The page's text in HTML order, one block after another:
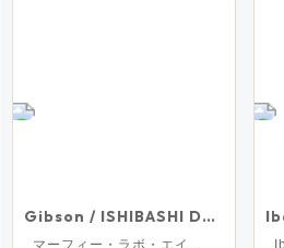
Gibson / ISHIBASHI Dealer Select 1960s J-45 Original Murphy Lab Light Aged Ebony 【実物画像/未展示品】[S/N 21426014]